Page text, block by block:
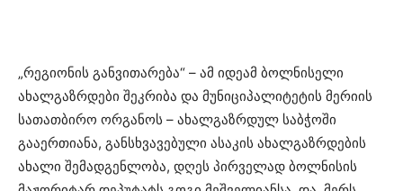
„რეგიონის განვითარება“ – ამ იდეამ ბოლნისელი
ახალგაზრდები შეკრიბა და მუნიციპალიტეტის მერიის
სათათბირო ორგანოს – ახალგაზრდულ საბჭოში
გააერთიანა, განსხვავებული ასაკის ახალგაზრდების
ახალი შემადგენლობა, დღეს პირველად ბოლნისის